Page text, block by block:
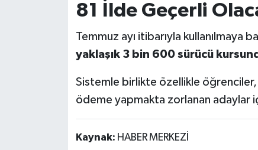
81 İlde Geçerli
Temmuz ayı itibarıyla kullanılmaya
yaklaşık 3 bin 600 sürücü
Sistemle birlikte özellikle
ödeme yapmakta zorlanan adaylar
Kaynak: HABER MERKEZİ